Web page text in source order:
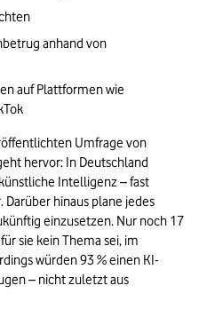
anhand von
auf Plattformen wie
Umfrage von
hervor: In Deutschland
Intelligenz – fast
hinaus plane jedes
einzusetzen. Nur noch 17
sie kein Thema sei, im
würden 93 % einen KI-
– nicht zuletzt aus